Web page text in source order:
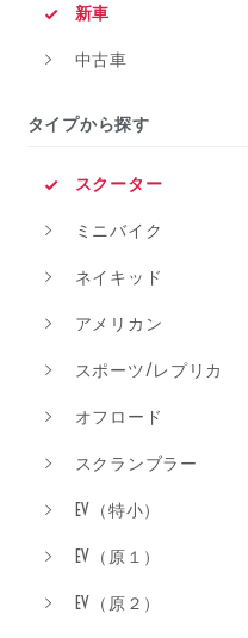
新車
中古車
タイプから探す
スクーター
ミニバイク
ネイキッド
アメリカン
スポーツ/レプリカ
オフロード
スクランブラー
EV（特小）
EV（原１）
EV（原２）